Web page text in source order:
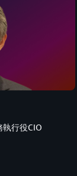
行役CIO